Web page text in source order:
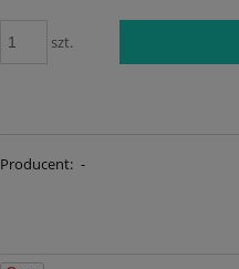
szt.
Producent: -